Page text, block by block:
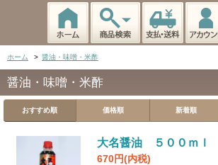
ホーム > 醤油・味噌・米酢
醤油・味噌・米酢
おすすめ順 価格順 新着順
大名醤油 ５００ｍｌ
670円(内税)